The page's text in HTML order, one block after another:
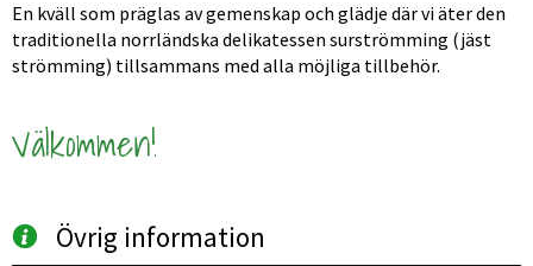
En kväll som präglas av gemenskap och glädje där vi äter den
traditionella norrländska delikatessen surströmming (jäst
strömming) tillsammans med alla möjliga tillbehör.
Välkommen!
Övrig information